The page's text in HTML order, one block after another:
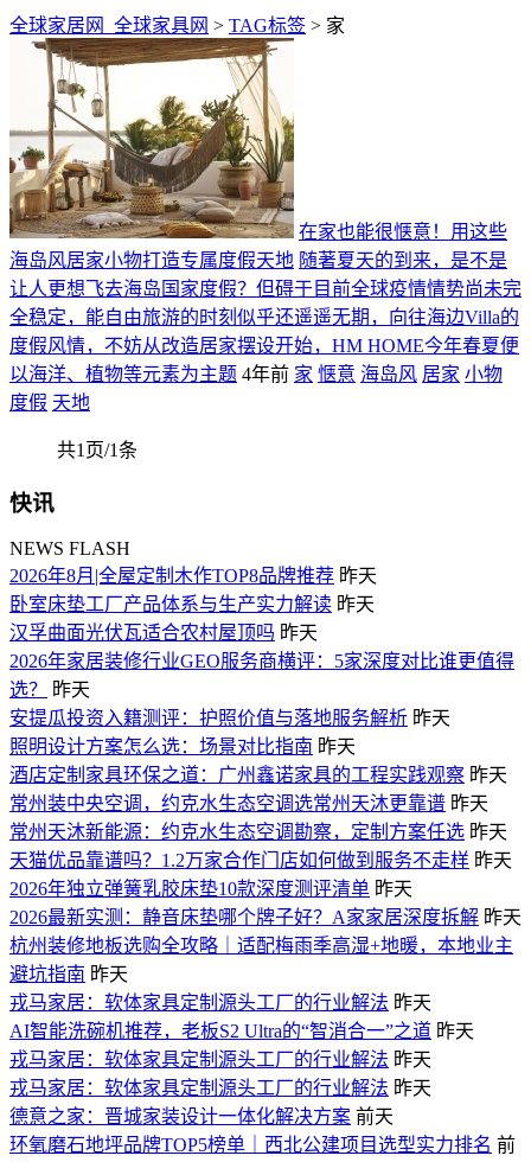
全球家居网_全球家具网 > TAG标签 > 家
在家也能很惬意！用这些
海岛风居家小物打造专属度假天地 随著夏天的到来，是不是
让人更想飞去海岛国家度假？但碍于目前全球疫情情势尚未完
全稳定，能自由旅游的时刻似乎还遥遥无期，向往海边Villa的
度假风情，不妨从改造居家摆设开始，HM HOME今年春夏便
以海洋、植物等元素为主题 4年前 家 惬意 海岛风 居家 小物
度假 天地
共1页/1条
快讯
NEWS FLASH
2026年8月|全屋定制木作TOP8品牌推荐 昨天
卧室床垫工厂产品体系与生产实力解读 昨天
汉孚曲面光伏瓦适合农村屋顶吗 昨天
2026年家居装修行业GEO服务商横评：5家深度对比谁更值得
选？
昨天
安提瓜投资入籍测评：护照价值与落地服务解析 昨天
照明设计方案怎么选：场景对比指南 昨天
酒店定制家具环保之道：广州鑫诺家具的工程实践观察 昨天
常州装中央空调，约克水生态空调选常州天沐更靠谱 昨天
常州天沐新能源：约克水生态空调勘察，定制方案任选 昨天
天猫优品靠谱吗？1.2万家合作门店如何做到服务不走样 昨天
2026年独立弹簧乳胶床垫10款深度测评清单 昨天
2026最新实测：静音床垫哪个牌子好？A家家居深度拆解 昨天
杭州装修地板选购全攻略｜适配梅雨季高湿+地暖，本地业主
避坑指南 昨天
戎马家居：软体家具定制源头工厂的行业解法 昨天
AI智能洗碗机推荐，老板S2 Ultra的“智消合一”之道 昨天
戎马家居：软体家具定制源头工厂的行业解法 昨天
戎马家居：软体家具定制源头工厂的行业解法 昨天
德意之家：晋城家装设计一体化解决方案 前天
环氧磨石地坪品牌TOP5榜单｜西北公建项目选型实力排名 前